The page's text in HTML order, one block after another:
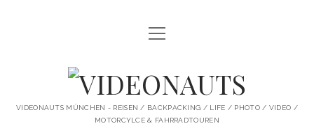
STARTSEITE
KI ARTWORK
Menü
öffnen
VIDEONAUTS
VIDEONAUTS MÜNCHEN - REISEN / BACKPACKING / LIFE / PHOTO / VIDEO /
MOTORCYLCE & FAHRRADTOUREN